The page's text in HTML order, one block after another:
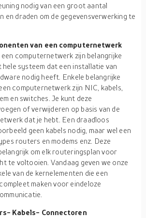
nodig van een groot aantal
en draden om de gegevensverwerking te
van een computernetwerk
computernetwerk zijn belangrijke
hele systeem dat een installatie van
nodig heeft. Enkele belangrijke
computernetwerk zijn NIC, kabels,
en switches. Je kunt deze
of verwijderen op basis van de
dat je hebt. Een draadloos
geen kabels nodig, maar wel een
routers en modems enz. Deze
om elk routeringsplan voor
te voltooien. Vandaag geven we onze
van de kernelementen die een
maken voor eindeloze
Kabels- Connectoren